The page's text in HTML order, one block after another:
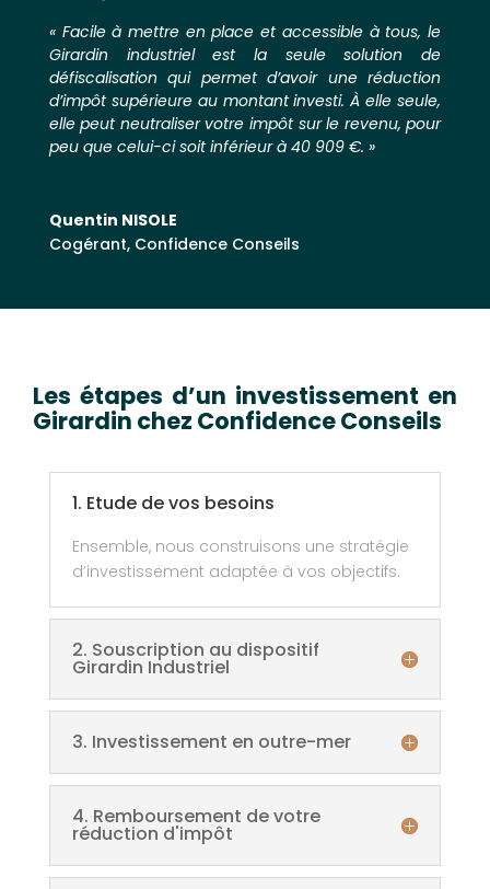
« Facile à mettre en place et accessible à tous, le
Girardin industriel est la seule solution de
défiscalisation qui permet d’avoir une réduction
d’impôt supérieure au montant investi. À elle seule,
elle peut neutraliser votre impôt sur le revenu, pour
peu que celui-ci soit inférieur à 40 909 €. »
Quentin NISOLE
Cogérant, Confidence Conseils
Les étapes d’un investissement en
Girardin chez Confidence Conseils
1. Etude de vos besoins
Ensemble, nous construisons une stratégie
d’investissement adaptée à vos objectifs.
2. Souscription au dispositif
Girardin Industriel
3. Investissement en outre-mer
4. Remboursement de votre
réduction d'impôt